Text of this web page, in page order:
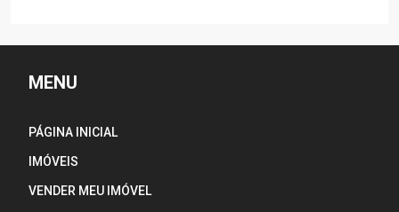
MENU
PÁGINA INICIAL
IMÓVEIS
VENDER MEU IMÓVEL